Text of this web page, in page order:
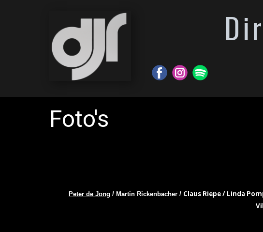
Foto's
Peter de Jong / Martin Rickenbacher / Claus Riepe / Linda